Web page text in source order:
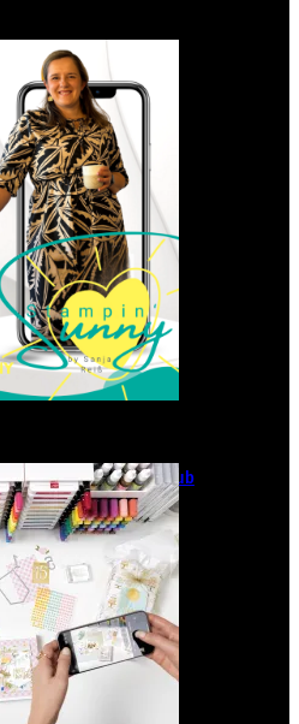
2025 im Team
Sunny
Januar 2025
NEU: Scrapbooking Club
Januar 2025